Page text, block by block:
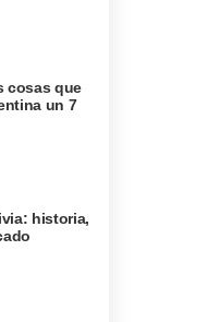
cosas que
un 7
historia,